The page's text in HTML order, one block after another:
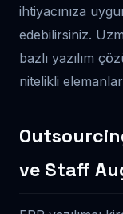
ihtiyacınıza
edebilirsiniz.
bazlı yazılım
nitelikli
ve Staff